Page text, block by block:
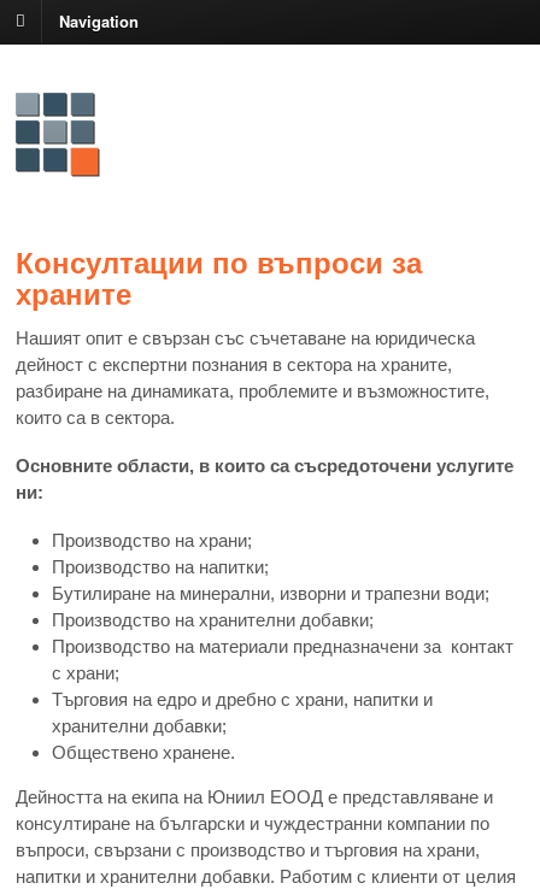
Navigation
Консултации по въпроси за
храните
Нашият опит е свързан със съчетаване на юридическа
дейност с експертни познания в сектора на храните,
разбиране на динамиката, проблемите и възможностите,
които са в сектора.
Основните области, в които са съсредоточени услугите
ни:
Производство на храни;
Производство на напитки;
Бутилиране на минерални, изворни и трапезни води;
Производство на хранителни добавки;
Производство на материали предназначени за контакт
с храни;
Търговия на едро и дребно с храни, напитки и
хранителни добавки;
Обществено хранене.
Дейността на екипа на Юниил ЕООД е представляване и
консултиране на български и чуждестранни компании по
въпроси, свързани с производство и търговия на храни,
напитки и хранителни добавки. Работим с клиенти от целия